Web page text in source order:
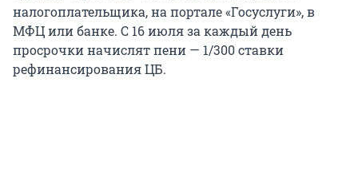
налогоплательщика, на портале «Госуслуги», в
МФЦ или банке. С 16 июля за каждый день
просрочки начислят пени — 1/300 ставки
рефинансирования ЦБ.